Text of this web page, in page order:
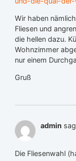
Wir haben
Fliesen und
die hellen dazu.
Wohnzimmer
nur einem
Gruß
admin
Die Fliesenwahl